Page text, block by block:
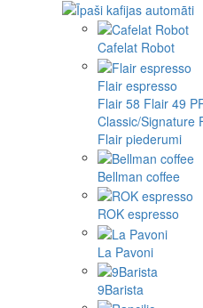
Cafelat Robot
Flair espresso
Flair 58 Flair 49
Classic/Signature
Flair piederumi
Bellman coffee
ROK espresso
La Pavoni
9Barista